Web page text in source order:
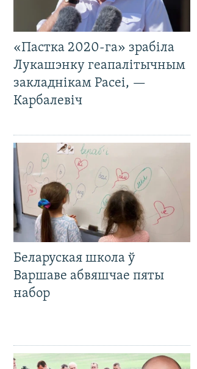
«Пастка 2020-га» зрабіла
Лукашэнку геапалітычным
закладнікам Расеі, —
Карбалевіч
Беларуская школа ў
Варшаве абвяшчае пяты
набор